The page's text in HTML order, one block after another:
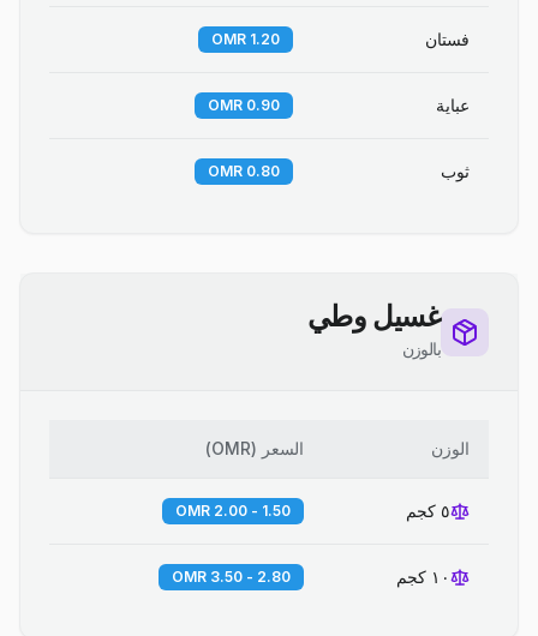
فستان 1.20 OMR
عباية 0.90 OMR
ثوب 0.80 OMR
غسيل وطي
بالوزن
الوزن السعر (
OMR
)
٥ كجم 1.50 - 2.00 OMR
١٠ كجم 2.80 - 3.50 OMR